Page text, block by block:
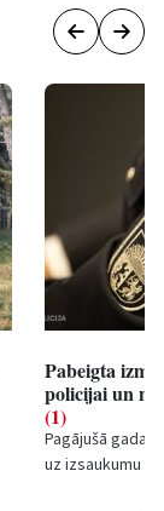
Pabeigta
policijai un
(1)
Pagājušā gada
uz izsaukumu